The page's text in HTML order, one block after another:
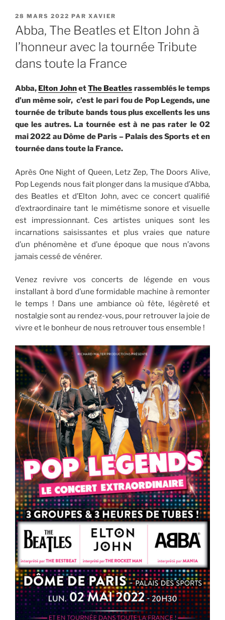
PUBLIÉ
LE
28 MARS 2022 PAR XAVIER
Abba, The Beatles et Elton John à
l’honneur avec la tournée Tribute
dans toute la France
Abba, Elton JohnetThe Beatles rassemblés le temps
d’un même soir, c’est le pari fou de Pop Legends, une
tournée de tribute bands tous plus excellents les uns
que les autres. La tournée est à ne pas rater le 02
mai 2022 au Dôme de Paris – Palais des Sports et en
tournée dans toute la France.
Après One Night of Queen, Letz Zep, The Doors Alive,
Pop Legends nous fait plonger dans la musique d’Abba,
des Beatles et d’Elton John, avec ce concert qualifié
d’extraordinaire tant le mimétisme sonore et visuelle
est impressionnant. Ces artistes uniques sont les
incarnations saisissantes et plus vraies que nature
d’un phénomène et d’une époque que nous n’avons
jamais cessé de vénérer.
Venez revivre vos concerts de légende en vous
installant à bord d’une formidable machine à remonter
le temps ! Dans une ambiance où fête, légèreté et
nostalgie sont au rendez-vous, pour retrouver la joie de
vivre et le bonheur de nous retrouver tous ensemble !